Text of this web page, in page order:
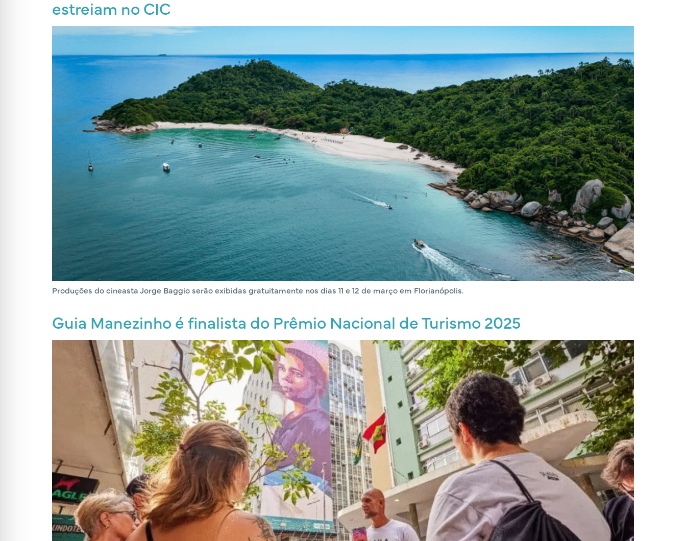
estreiam no CIC
Produções do cineasta Jorge Baggio serão exibidas gratuitamente nos dias 11 e 12 de março em Florianópolis.
Guia Manezinho é finalista do Prêmio Nacional de Turismo 2025